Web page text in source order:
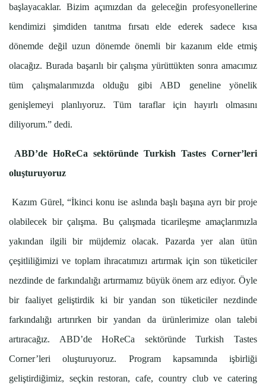
başlayacaklar. Bizim açımızdan da geleceğin profesyonellerine
kendimizi şimdiden tanıtma fırsatı elde ederek sadece kısa
dönemde değil uzun dönemde önemli bir kazanım elde etmiş
olacağız. Burada başarılı bir çalışma yürüttükten sonra amacımız
tüm çalışmalarımızda olduğu gibi ABD geneline yönelik
genişlemeyi planlıyoruz. Tüm taraflar için hayırlı olmasını
diliyorum.” dedi.
ABD’de HoReCa sektöründe Turkish Tastes Corner’leri
oluşturuyoruz
Kazım Gürel, “İkinci konu ise aslında başlı başına ayrı bir proje
olabilecek bir çalışma. Bu çalışmada ticarileşme amaçlarımızla
yakından ilgili bir müjdemiz olacak. Pazarda yer alan ütün
çeşitliliğimizi ve toplam ihracatımızı artırmak için son tüketiciler
nezdinde de farkındalığı artırmamız büyük önem arz ediyor. Öyle
bir faaliyet geliştirdik ki bir yandan son tüketiciler nezdinde
farkındalığı artırırken bir yandan da ürünlerimize olan talebi
artıracağız. ABD’de HoReCa sektöründe Turkish Tastes
Corner’leri oluşturuyoruz. Program kapsamında işbirliği
geliştirdiğimiz, seçkin restoran, cafe, country club ve catering